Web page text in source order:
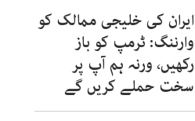
ایران کی خلیجی ممالک کو
وارننگ: ٹرمپ کو باز
رکھیں، ورنہ ہم آپ پر
سخت حملے کریں گے